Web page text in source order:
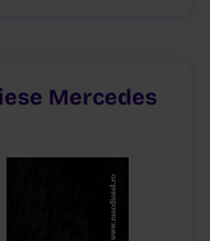
Mercedes